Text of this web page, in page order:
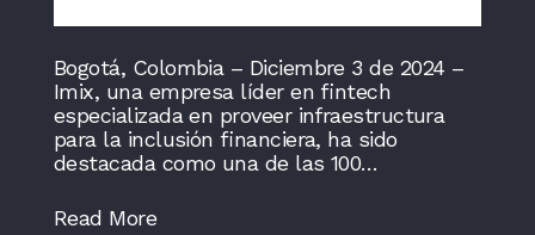
Bogotá, Colombia – Diciembre 3 de 2024 –
Imix, una empresa líder en fintech
especializada en proveer infraestructura
para la inclusión financiera, ha sido
destacada como una de las 100…
Read More